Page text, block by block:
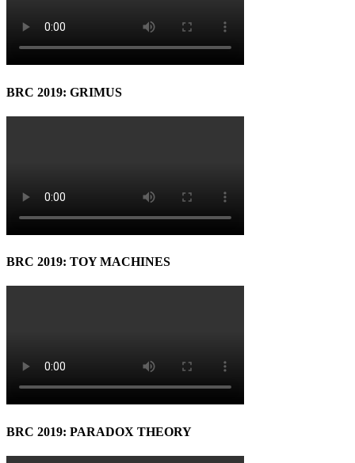
BRC 2019: GRIMUS
BRC 2019: TOY MACHINES
BRC 2019: PARADOX THEORY